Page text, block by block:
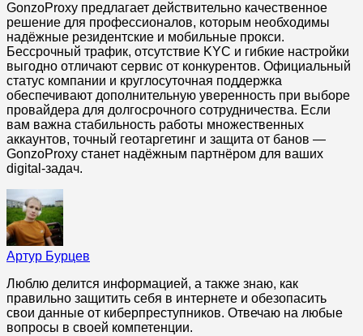
GonzoProxy предлагает действительно качественное
решение для профессионалов, которым необходимы
надёжные резидентские и мобильные прокси.
Бессрочный трафик, отсутствие KYC и гибкие настройки
выгодно отличают сервис от конкурентов. Официальный
статус компании и круглосуточная поддержка
обеспечивают дополнительную уверенность при выборе
провайдера для долгосрочного сотрудничества. Если
вам важна стабильность работы множественных
аккаунтов, точный геотаргетинг и защита от банов —
GonzoProxy станет надёжным партнёром для ваших
digital-задач.
Артур Бурцев
Люблю делится информацией, а также знаю, как
правильно защитить себя в интернете и обезопасить
свои данные от киберпреступников. Отвечаю на любые
вопросы в своей компетенции.